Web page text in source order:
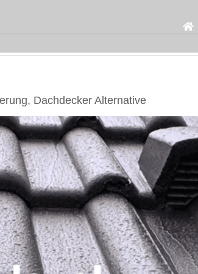
Dachdecker Alternative